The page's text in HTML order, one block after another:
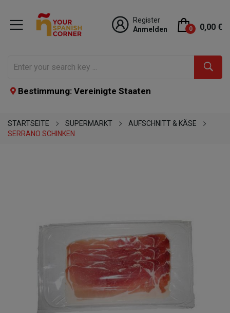
Register
Anmelden
0 0,00 €
Bestimmung: Vereinigte Staaten
STARTSEITE SUPERMARKT
AUFSCHNITT & KÄSE
SERRANO SCHINKEN